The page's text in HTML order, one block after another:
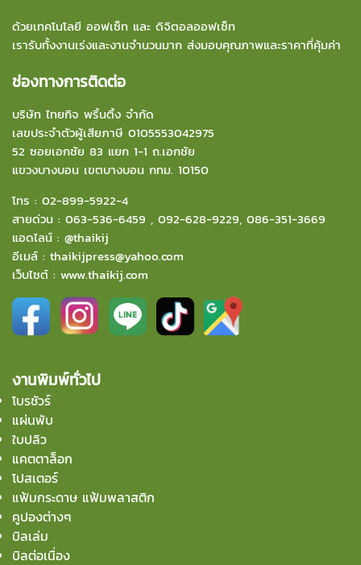
ด้วยเทคโนโลยี ออฟเซ็ท และ ดิจิตอลออฟเซ็ท
เรารับทั้งงานเร่งและงานจำนวนมาก ส่งมอบคุณภาพและราคาที่คุ้มค่า
ช่องทางการติดต่อ
บริษัท ไทยกิจ พริ้นติ้ง จำกัด
เลขประจำตัวผู้เสียภาษี 0105553042975
52 ซอยเอกชัย 83 แยก 1-1 ถ.เอกชัย
แขวงบางบอน เขตบางบอน กทม. 10150
โทร : 02-899-5922-4
สายด่วน : 063-536-6459 , 092-628-9229, 086-351-3669
แอดไลน์ : @thaikij
อีเมล์ : thaikijpress@yahoo.com
เว็บไซต์ : www.thaikij.com
งานพิมพ์ทั่วไป
โบรชัวร์
แผ่นพับ
ใบปลิว
แคตตาล็อก
โปสเตอร์
แฟ้มกระดาษ แฟ้มพลาสติก
คูปองต่างๆ
บิลเล่ม
บิลต่อเนื่อง